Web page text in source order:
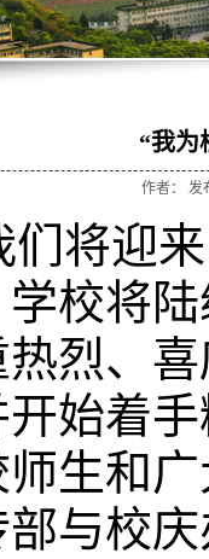
“我为
作者： 发
们将迎
校将
烈、
始着
生和
与校